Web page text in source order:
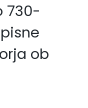
730-
ob